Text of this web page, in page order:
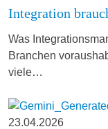
Integration
Was
Branchen
viele…
23.04.2026